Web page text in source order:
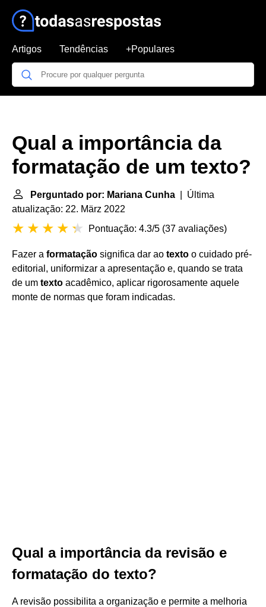
Artigos Tendências +Populares
Qual a importância da
formatação de um texto?
Perguntado por: Mariana Cunha | Última
atualização: 22. März 2022
Pontuação: 4.3/5 (37 avaliações)
Fazer a formatação significa dar ao texto o cuidado pré-
editorial, uniformizar a apresentação e, quando se trata
de um texto acadêmico, aplicar rigorosamente aquele
monte de normas que foram indicadas.
Qual a importância da revisão e
formatação do texto?
A revisão possibilita a organização e permite a melhoria